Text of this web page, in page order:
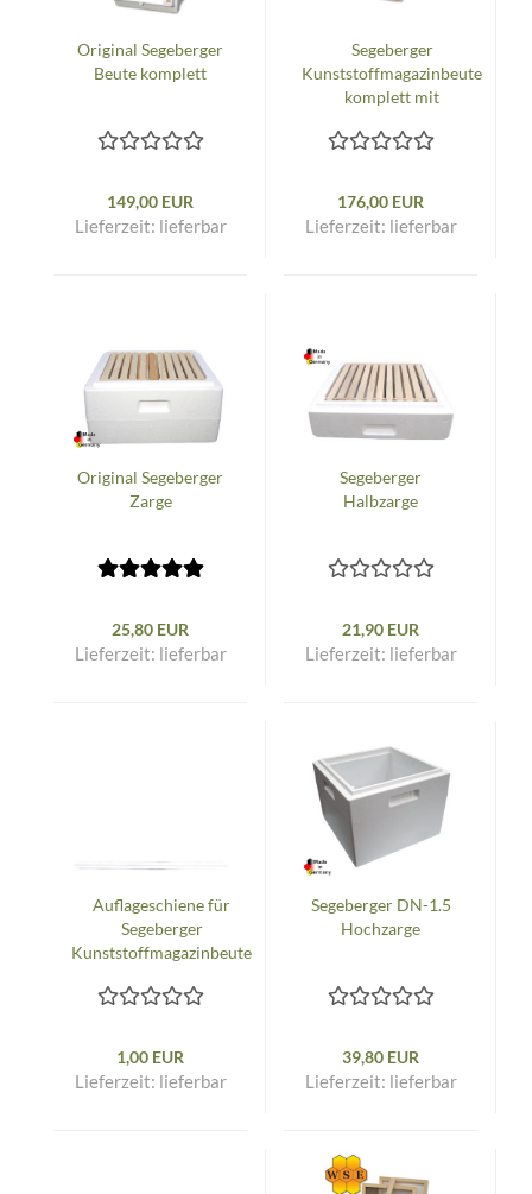
Original Segeberger
Beute komplett
149,00 EUR
Lieferzeit: lieferbar
Segeberger
Kunststoffmagazinbeute
komplett mit
176,00 EUR
Lieferzeit: lieferbar
Original Segeberger
Zarge
25,80 EUR
Lieferzeit: lieferbar
Segeberger
Halbzarge
21,90 EUR
Lieferzeit: lieferbar
Auflageschiene für
Segeberger
Kunststoffmagazinbeute
1,00 EUR
Lieferzeit: lieferbar
Segeberger DN-1.5
Hochzarge
39,80 EUR
Lieferzeit: lieferbar